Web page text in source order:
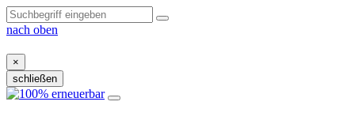
nach oben
×
schließen
Zum